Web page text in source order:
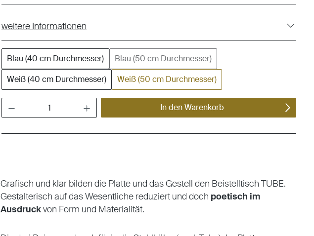
weitere Informationen
Blau (40 cm Durchmesser) Blau (50 cm Durchmesser)
(Diese Option ist zurzeit nicht verfügbar.)
Weiß (40 cm Durchmesser) Weiß (50 cm Durchmesser)
In den Warenkorb
Grafisch und klar bilden die Platte und das Gestell den Beistelltisch TUBE.
Gestalterisch auf das Wesentliche reduziert und doch poetisch im
Ausdruckvon Form und Materialität.